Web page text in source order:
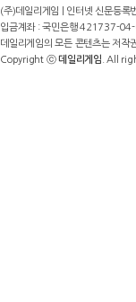
(주)데일리게임 | 인터넷 신문등
입금계좌 : 국민은행 421737-
데일리게임의 모든 콘텐츠는 저작
Copyright ⓒ데일리게임 . All